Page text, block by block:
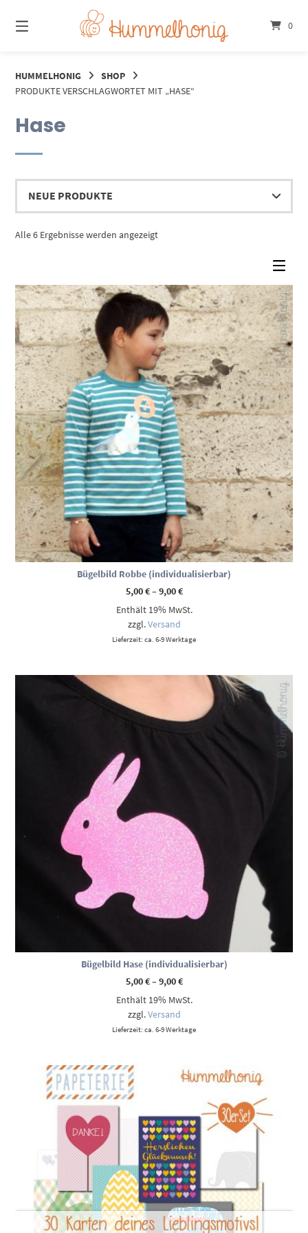
zum
Inhalt
0
HUMMELHONIG
SHOP
PRODUKTE VERSCHLAGWORTET MIT „HASE“
Hase
Alle 6 Ergebnisse werden angezeigtNach
Bügelbild Robbe (individualisierbar)
5,00€–9,00€Preisspanne:
bis
Enthält 19% MwSt.
zzgl.Versand
Lieferzeit: ca. 6-9 Werktage
Bügelbild Hase (individualisierbar)
5,00€–9,00€Preisspanne:
bis
Enthält 19% MwSt.
zzgl.Versand
Lieferzeit: ca. 6-9 Werktage